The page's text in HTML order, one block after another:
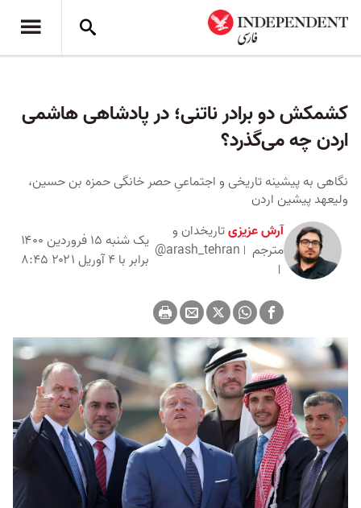
کشمکش دو برادر ناتنی؛ در پادشاهی هاشمی
اردن چه می‌گذرد؟
نگاهی به پیشینه تاریخی و اجتماعیِ حصر خانگی حمزه بن حسین،
ولیعهد پیشین اردن
آرش عزیزیتاریخدان و
مترجم
@arash_tehran
یک شنبه ۱۵ فروردین ۱۴۰۰
برابر با ۴ آوریل ۲۰۲۱ ۸:۴۵